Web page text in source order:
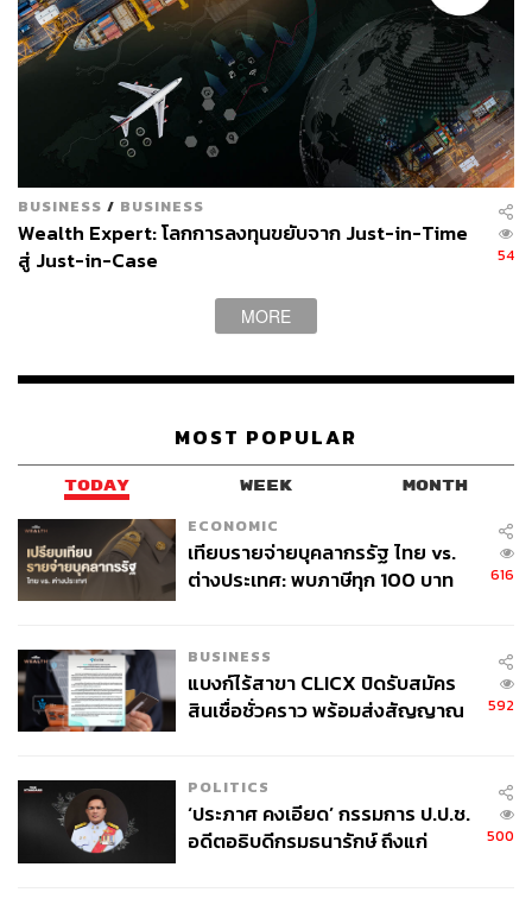
BUSINESS / BUSINESS
Wealth Expert: โลกการลงทุนขยับจาก Just-in-Time
สู่ Just-in-Case
54
MORE
MOST POPULAR
TODAY WEEK MONTH
ECONOMIC
เทียบรายจ่ายบุคลากรรัฐ ไทย vs.
ต่างประเทศ: พบภาษีทุก 100 บาท
616
BUSINESS
แบงก์ไร้สาขา CLICX ปิดรับสมัคร
สินเชื่อชั่วคราว พร้อมส่งสัญญาณ
592
POLITICS
‘ประภาศ คงเอียด’ กรรมการ ป.ป.ช.
อดีตอธิบดีกรมธนารักษ์ ถึงแก่
500